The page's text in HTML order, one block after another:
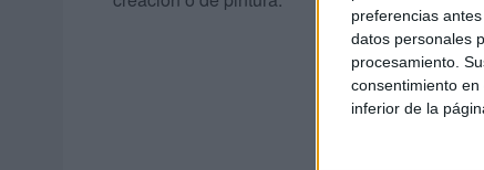
preferencias
datos personales
procesamiento.
consentimiento
inferior de la